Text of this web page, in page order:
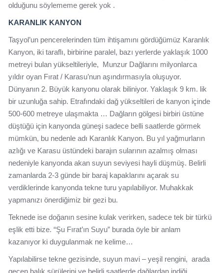
olduğunu söylememe gerek yok .
KARANLIK KANYON
Taşyol’un pencerelerinden tüm ihtişamını gördüğümüz Karanlık
Kanyon, iki taraflı, birbirine paralel, bazı yerlerde yaklaşık 1000
metreyi bulan yükseltileriyle, Munzur Dağlarını milyonlarca
yıldır oyan Fırat / Karasu’nun aşındırmasıyla oluşuyor.
Dünyanın 2. Büyük kanyonu olarak biliniyor. Yaklaşık 9 km. lik
bir uzunluğa sahip. Etrafındaki dağ yükseltileri de kanyon içinde
500-600 metreye ulaşmakta … Dağların gölgesi birbiri üstüne
düştüğü için kanyonda güneşi sadece belli saatlerde görmek
mümkün, bu nedenle adı Karanlık Kanyon. Bu yıl yağmurların
azlığı ve Karasu üstündeki barajın sularının azalmış olması
nedeniyle kanyonda akan suyun seviyesi hayli düşmüş. Belirli
zamanlarda 2-3 günde bir baraj kapaklarını açarak su
verdiklerinde kanyonda tekne turu yapılabiliyor. Muhakkak
yapmanızı önerdiğimiz bir gezi bu.
Teknede ise doğanın sesine kulak verirken, sadece tek bir türkü
eşlik etti bize. “Şu Fırat’ın Suyu” burada öyle bir anlam
kazanıyor ki duygulanmak ne kelime…
Yapılabilirse tekne gezisinde, suyun mavi – yeşil rengini, arada
geçen balık sürülerini ve belirli saatlerde dağlardan indiği